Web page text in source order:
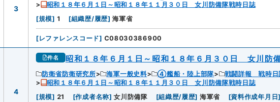
3
昭和１８年６月１日～昭和１８年１１月３０日 女川防備隊戦時日誌
[規模] 1 [組織歴/履歴] 海軍省
[レファレンスコード] C08030386900
4
件名 昭和１８年６月１日～昭和１８年６月３０日 女川防
防衛省防衛研究所 海軍一般史料 ④艦船・陸上部隊 戦闘詳報 戦時日
昭和１８年６月１日～昭和１８年１１月３０日 女川防備隊戦時日誌
[規模] 21 [作成者名称] 女川防備隊 [組織歴/履歴] 海軍省 [資料作成年月日]